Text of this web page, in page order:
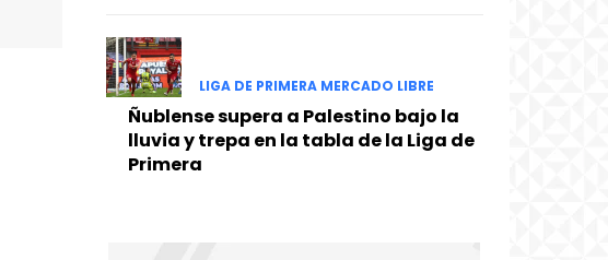
LIGA DE PRIMERA MERCADO LIBRE
Ñublense supera a Palestino bajo la
lluvia y trepa en la tabla de la Liga de
Primera